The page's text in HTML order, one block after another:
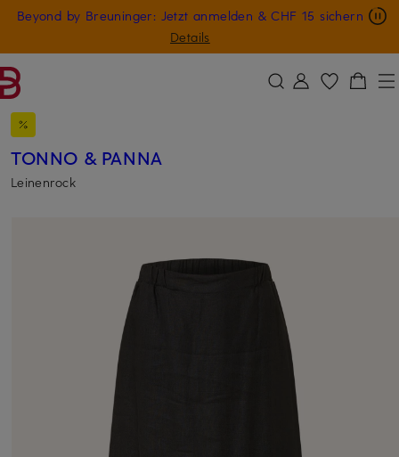
ZUM HAUPTINHALT ÜBERSPRINGEN
Beyond by Breuninger: Jetzt anmelden & CHF 15 sichern
Details
Nur in der App: -10 € auf digitale Geschenkkarten
GESCHENK20
TONNO & PANNA
Leinenrock